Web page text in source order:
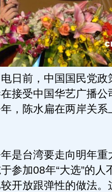
前，中国国民党政
接受中国华艺广播公
，陈水扁在两岸关系
台湾要走向明年重
参加08年“大选”的人
开放跟弹性的做法。